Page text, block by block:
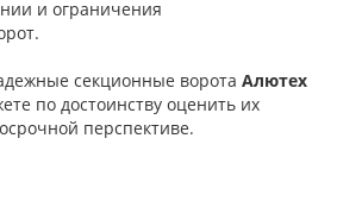
и ограничения
секционные ворота Алютех
по достоинству оценить их
перспективе.